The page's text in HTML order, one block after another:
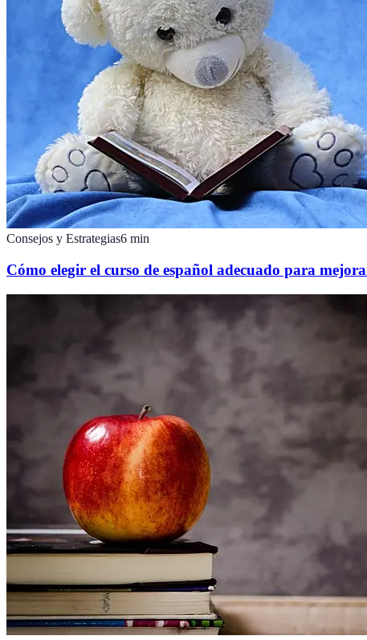
Consejos y Estrategias6 min
Cómo elegir el curso de español adecuado para